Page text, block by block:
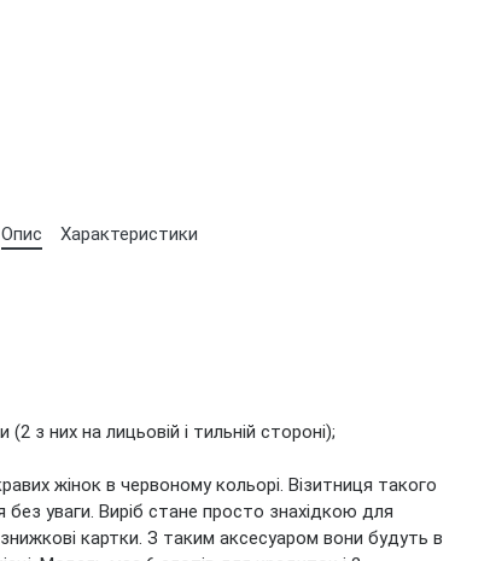
Опис Характеристики
(2 з них на лицьовій і тильній стороні);
жінок в червоному кольорі. Візитниця такого
уваги. Виріб стане просто знахідкою для
картки. З таким аксесуаром вони будуть в